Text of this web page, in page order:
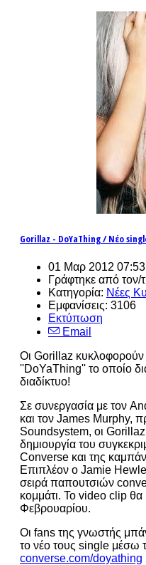
Gorillaz - DoYaThing / Νέο
01 Μαρ 2012 07:53
Γράφτηκε από
Κατηγορία: Νέες
Εμφανίσεις: 3106
Εκτύπωση
Email
Οι Gorillaz κυκλοφορούν
''DoYaThing'' το οποίο
διαδίκτυο!
Σε συνεργασία με τον
και τον James Murphy,
Soundsystem, οι
δημιουργία του
Converse και της
Επιπλέον ο Jamie
σειρά παπουτσιών
κομμάτι. Το video clip θα
Φεβρουαρίου.
Οι fans της γνωστής
το νέο τους single μέσω
converse.com/doyathing